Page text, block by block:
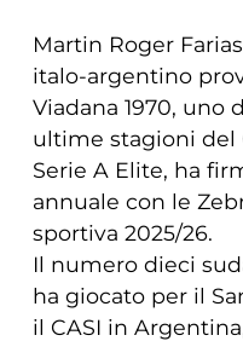
Martin Roger
italo-argentino
Viadana 1970, uno
ultime stagioni del
Serie A Elite, ha
annuale con le
sportiva 2025/26.
Il numero dieci
ha giocato per il
il CASI in